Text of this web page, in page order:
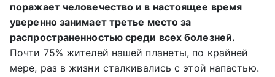
поражает человечество и в настоящее время
уверенно занимает третье место за
распространенностью среди всех болезней.
Почти 75% жителей нашей планеты, по крайней
мере, раз в жизни сталкивались с этой напастью.